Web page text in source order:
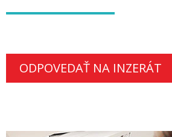
ODPOVEDAŤ NA INZERÁT